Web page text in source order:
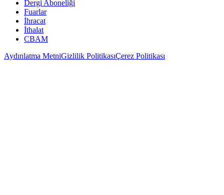
Dergi Aboneliği
Fuarlar
İhracat
İthalat
CBAM
Aydınlatma MetniGizlilik PolitikasıÇerez Politikası